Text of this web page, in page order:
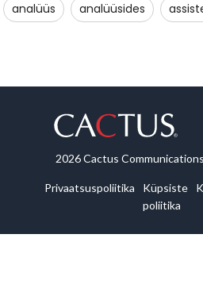
analüüs analüüsides
2026 Cactus
Privaatsuspoliitika
Küpsiste
poliitika